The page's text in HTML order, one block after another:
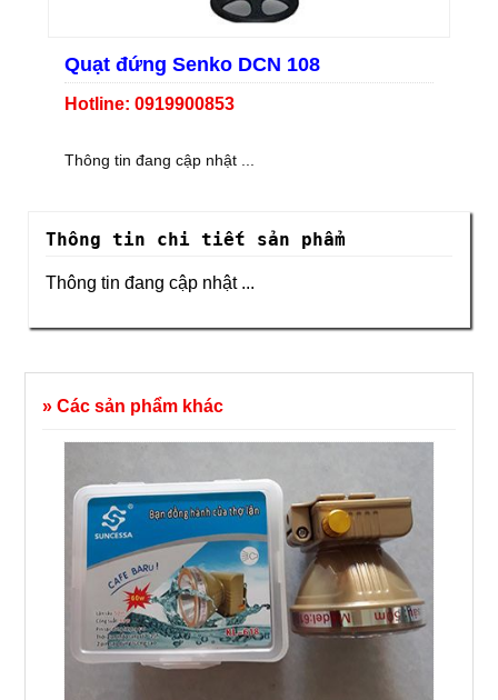
Quạt đứng Senko DCN 108
Hotline: 0919900853
Thông tin đang cập nhật ...
Thông tin chi tiết sản phẩm
Thông tin đang cập nhật ...
» Các sản phẩm khác